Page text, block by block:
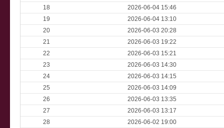
18
2026-06-04 15:46
19
2026-06-04 13:10
20
2026-06-03 20:28
21
2026-06-03 19:22
22
2026-06-03 15:21
23
2026-06-03 14:30
24
2026-06-03 14:15
25
2026-06-03 14:09
26
2026-06-03 13:35
27
2026-06-03 13:17
28
2026-06-02 19:00